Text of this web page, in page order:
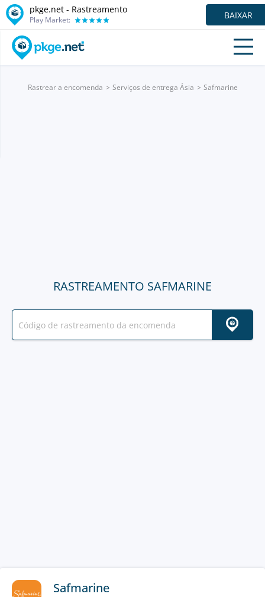
pkge.net - Rastreamento
Play Market: BAIXAR
Rastrear a encomenda Serviços de entrega Ásia Safmarine
RASTREAMENTO SAFMARINE
Safmarine